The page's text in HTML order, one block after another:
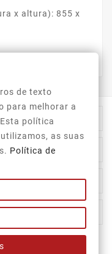
x altura): 855 x


de texto
para melhorar a
política
as suas
Política de